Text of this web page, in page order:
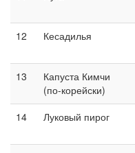
12
Кесадилья
13
Капуста Кимчи
(по-корейски)
14 Луковый пирог